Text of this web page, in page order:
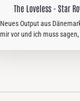
The Loveless - Star
Neues Output aus
mir vor und ich muss